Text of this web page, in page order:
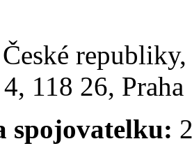
118 26,
spojovatelku: